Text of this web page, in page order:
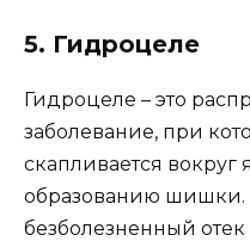
5. Гидроцеле
Гидроцеле – это
заболевание, при
скапливается вокруг
образованию шишки.
безболезненный